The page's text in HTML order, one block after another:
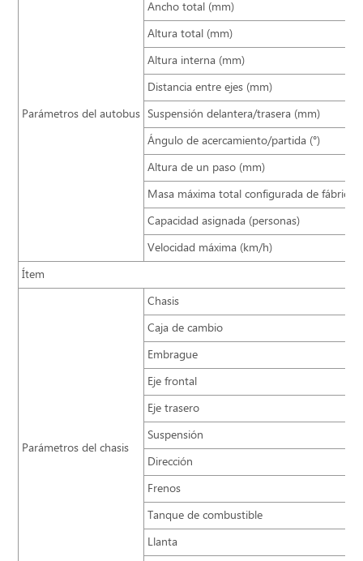
Parámetros del autobus
Ancho total (mm)
Altura total (mm)
Altura interna (mm)
Distancia entre ejes (mm)
Suspensión delantera/trasera (mm)
Ángulo de acercamiento/partida (°)
Altura de un paso (mm)
Masa máxima total configurada de fábrica
Capacidad asignada (personas)
Velocidad máxima (km/h)
Ítem
Parámetros del chasis
Chasis
Caja de cambio
Embrague
Eje frontal
Eje trasero
Suspensión
Dirección
Frenos
Tanque de combustible
Llanta